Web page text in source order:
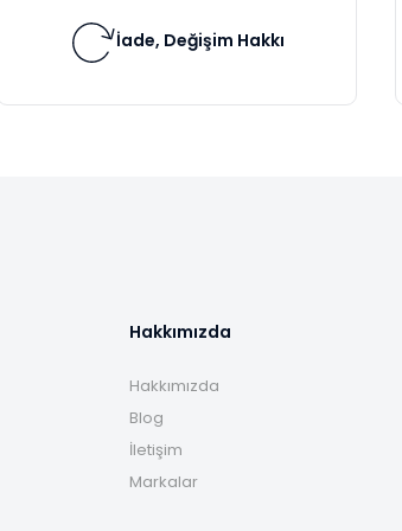
İade, Değişim Hakkı
Hakkımızda
Hakkımızda
Blog
İletişim
Markalar